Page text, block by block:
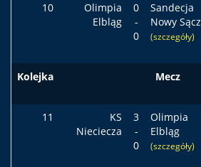
10
Olimpia
Elbląg
0
-
0
Sandecja
Nowy Sącz
(szczegóły)
Kolejka Mecz
11
KS
Nieciecza
3
-
0
Olimpia
Elbląg
(szczegóły)